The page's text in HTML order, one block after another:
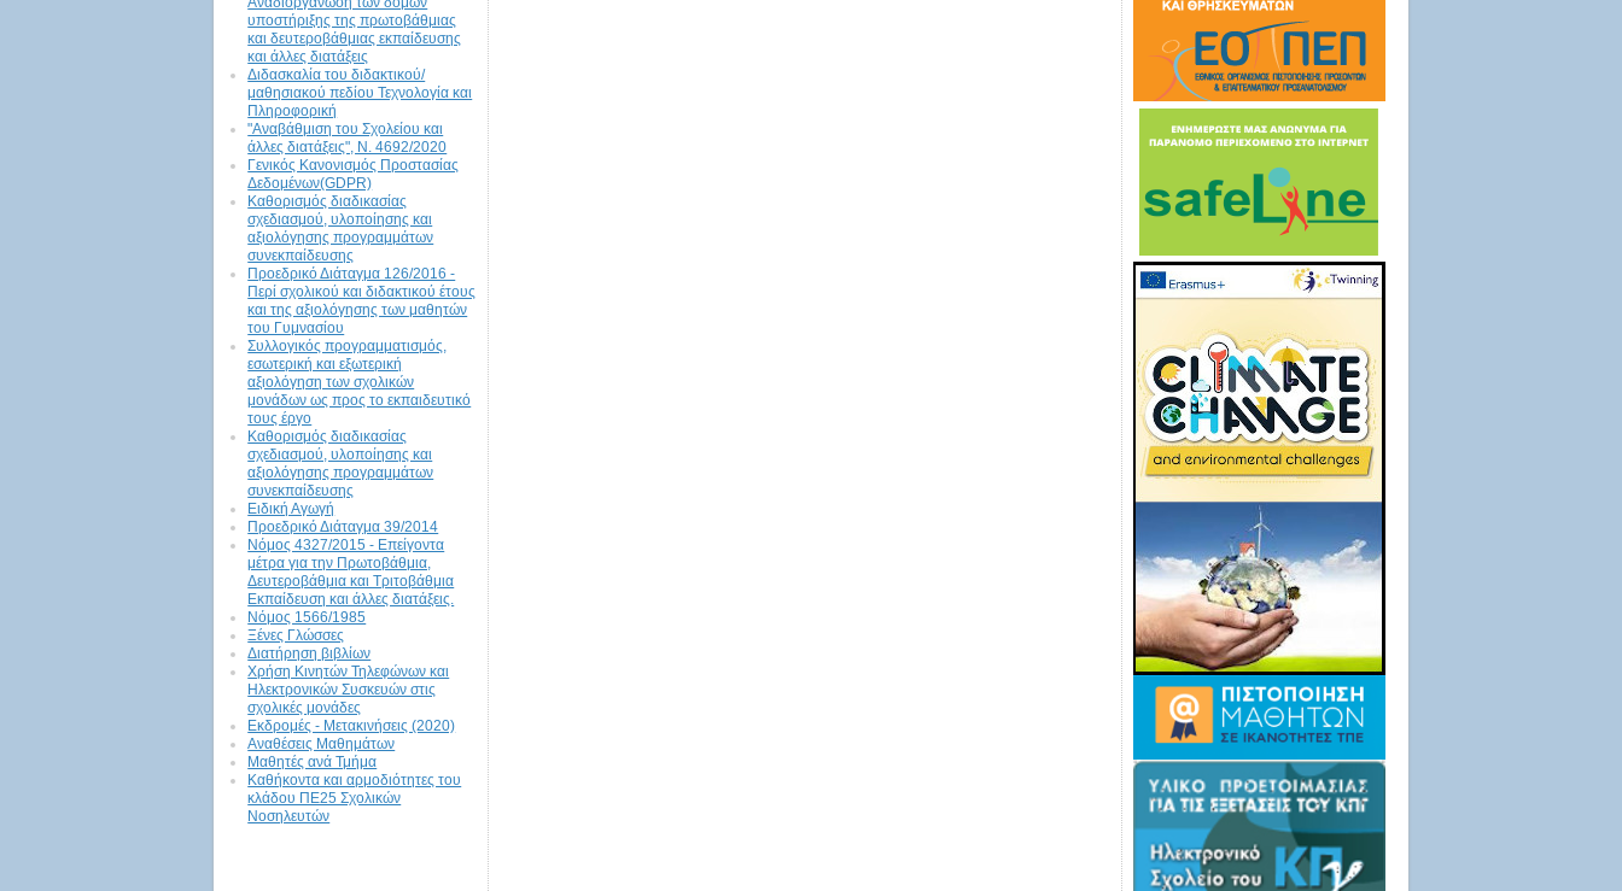
υποστήριξης της πρωτοβάθμιας
και δευτεροβάθμιας εκπαίδευσης
και άλλες διατάξεις
Διδασκαλία του διδακτικού/
μαθησιακού πεδίου Τεχνολογία και
Πληροφορική
"Αναβάθμιση του Σχολείου και
άλλες διατάξεις", N. 4692/2020
Γενικός Κανονισμός Προστασίας
Δεδομένων(GDPR)
Καθορισμός διαδικασίας
σχεδιασμού, υλοποίησης και
αξιολόγησης προγραμμάτων
συνεκπαίδευσης
Προεδρικό Διάταγμα 126/2016 -
Περί σχολικού και διδακτικού έτους
και της αξιολόγησης των μαθητών
του Γυμνασίου
Συλλογικός προγραμματισμός,
εσωτερική και εξωτερική
αξιολόγηση των σχολικών
μονάδων ως προς το εκπαιδευτικό
τους έργο
Καθορισμός διαδικασίας
σχεδιασμού, υλοποίησης και
αξιολόγησης προγραμμάτων
συνεκπαίδευσης
Ειδική Αγωγή
Προεδρικό Διάταγμα 39/2014
Νόμος 4327/2015 - Επείγοντα
μέτρα για την Πρωτοβάθμια,
Δευτεροβάθμια και Τριτοβάθμια
Εκπαίδευση και άλλες διατάξεις.
Νόμος 1566/1985
Ξένες Γλώσσες
Διατήρηση βιβλίων
Χρήση Κινητών Τηλεφώνων και
Ηλεκτρονικών Συσκευών στις
σχολικές μονάδες
Εκδρομές - Μετακινήσεις (2020)
Αναθέσεις Μαθημάτων
Μαθητές ανά Τμήμα
Καθήκοντα και αρμοδιότητες του
κλάδου ΠΕ25 Σχολικών
Νοσηλευτών